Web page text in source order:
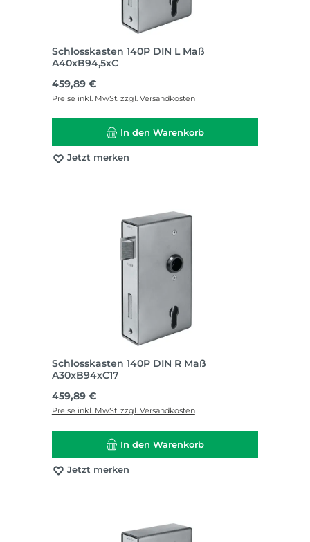
Schlosskasten 140P DIN L Maß
A40xB94,5xC
Regulärer Preis:
459,89 €
Preise inkl. MwSt. zzgl. Versandkosten
In den Warenkorb
Jetzt merken
Schlosskasten 140P DIN R Maß
A30xB94xC17
Regulärer Preis:
459,89 €
Preise inkl. MwSt. zzgl. Versandkosten
In den Warenkorb
Jetzt merken